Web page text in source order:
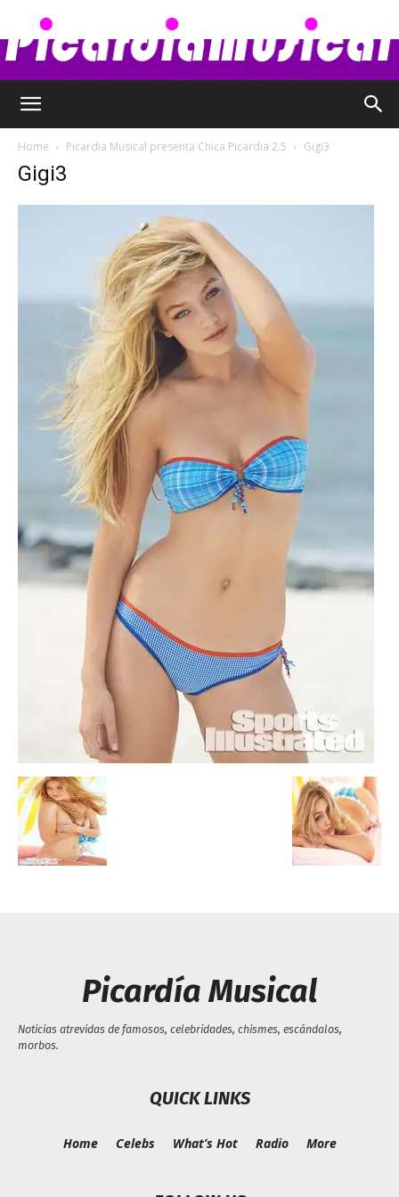
–
Chismes,
Home Picardia Musical presenta Chica Picardia 2.5 Gigi3
Gigi3
Picardía Musical
Noticias atrevidas de famosos, celebridades, chismes, escándalos,
morbos.
QUICK LINKS
Home Celebs What’s Hot Radio More